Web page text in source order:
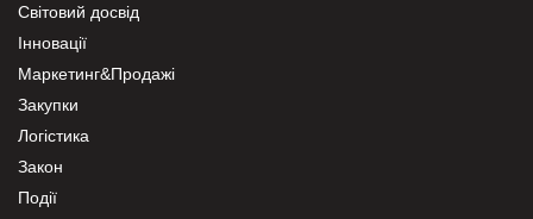
Світовий досвід
Інновації
Маркетинг&Продажі
Закупки
Логістика
Закон
Події